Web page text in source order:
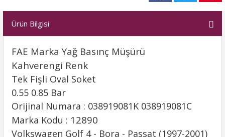
Ürün Bilgisi
FAE Marka Yağ Basınç Müşürü
Kahverengi Renk
Tek Fişli Oval Soket
0.55 0.85 Bar
Orijinal Numara : 038919081K 038919081C
Marka Kodu : 12890
Volkswagen Golf 4 - Bora - Passat (1997-2001)